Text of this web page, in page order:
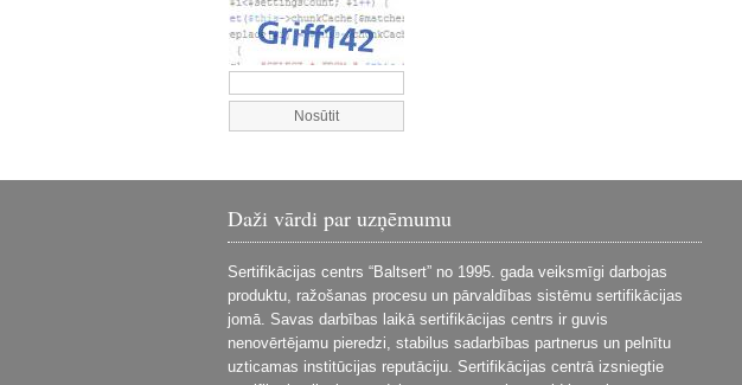
Daži vārdi par uzņēmumu
Sertifikācijas centrs “Baltsert” no 1995. gada veiksmīgi darbojas
produktu, ražošanas procesu un pārvaldības sistēmu sertifikācijas
jomā. Savas darbības laikā sertifikācijas centrs ir guvis
nenovērtējamu pieredzi, stabilus sadarbības partnerus un pelnītu
uzticamas institūcijas reputāciju. Sertifikācijas centrā izsniegtie